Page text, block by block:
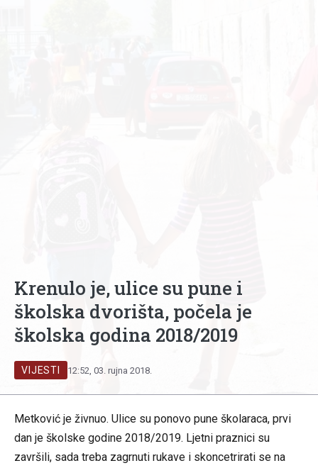
Krenulo je, ulice su pune i
školska dvorišta, počela je
školska godina 2018/2019
VIJESTI 12:52, 03. rujna 2018.
Metković je živnuo. Ulice su ponovo pune školaraca, prvi
dan je školske godine 2018/2019. Ljetni praznici su
završili, sada treba zagrnuti rukave i skoncetrirati se na